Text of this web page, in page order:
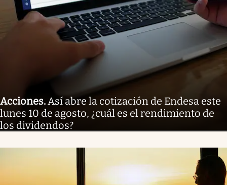
Acciones.Así abre la cotización de Endesa este
lunes 10 de agosto, ¿cuál es el rendimiento de
los dividendos?